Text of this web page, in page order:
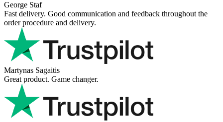
George Staf
Fast delivery. Good communication and feedback throughout the
order procedure and delivery.
Martynas Sagaitis
Great product. Game changer.